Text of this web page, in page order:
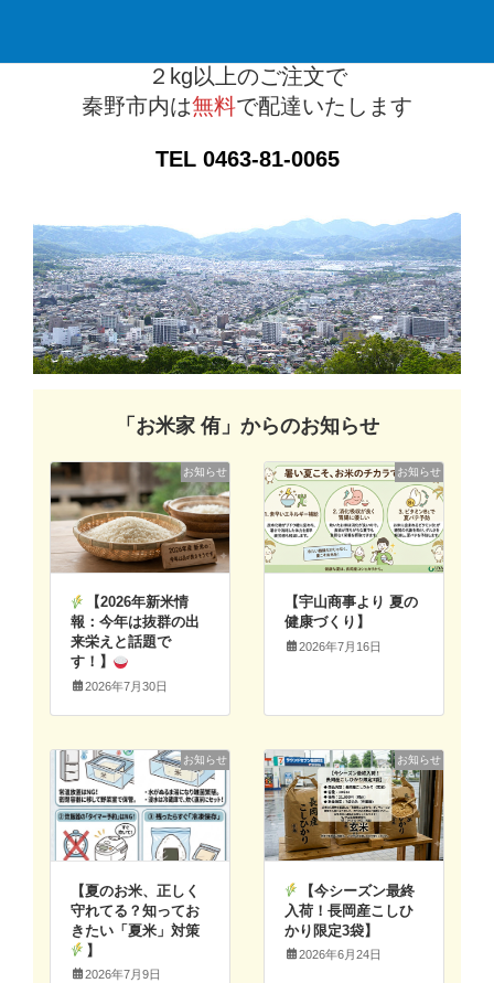
２kg以上のご注文で
秦野市内は無料で配達いたします
TEL 0463-81-0065
「お米家 侑」からのお知らせ
お知らせ
【2026年新米情
報：今年は抜群の出
来栄えと話題で
す！】
2026年7月30日
お知らせ
【宇山商事より 夏の
健康づくり】
2026年7月16日
お知らせ
【夏のお米、正しく
守れてる？知ってお
きたい「夏米」対策
】
2026年7月9日
お知らせ
【今シーズン最終
入荷！長岡産こしひ
かり限定3袋】
2026年6月24日